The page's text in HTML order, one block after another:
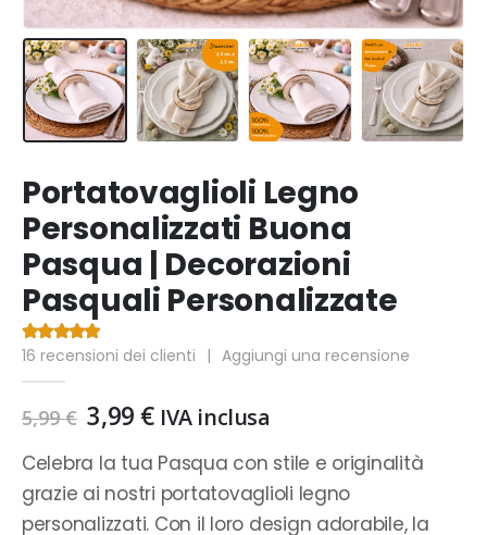
Portatovaglioli Legno
Personalizzati Buona
Pasqua | Decorazioni
Pasquali Personalizzate
4.69Di 5
16 recensioni dei clienti | Aggiungi una recensione
5,99€ Il
prezzo
originale
era:
5,99 €.
3,99 €Il
attuale
è:
3,99 €.
IVA inclusa
Celebra la tua Pasqua con stile e originalità
grazie ai nostri portatovaglioli legno
personalizzati. Con il loro design adorabile, la